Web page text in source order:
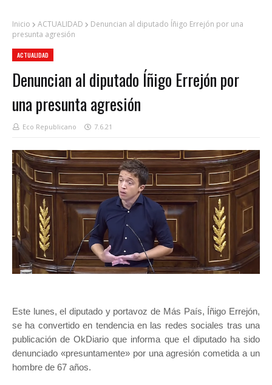
Inicio ACTUALIDAD
Denuncian al diputado Íñigo Errejón por una
presunta agresión
ACTUALIDAD
Denuncian al diputado Íñigo Errejón por
una presunta agresión
Eco Republicano 7.6.21
Este lunes, el diputado y portavoz de Más País, Íñigo Errejón,
se ha convertido en tendencia en las redes sociales tras una
publicación de OkDiario que informa que el diputado ha sido
denunciado «presuntamente» por una agresión cometida a un
hombre de 67 años.